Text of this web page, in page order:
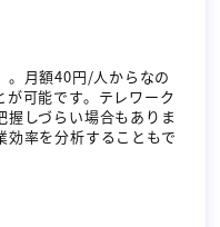
。月額40円/人からなの
可能です。テレワーク
しづらい場合もありま
効率を分析することもで